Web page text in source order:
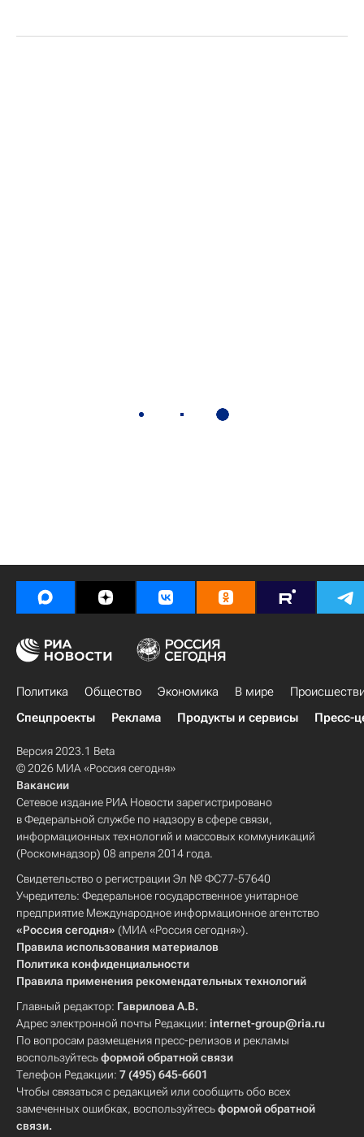
Политика Общество Экономика В мире
Спецпроекты
Реклама Продукты и сервисы Пресс-
Версия 2023.1 Beta
© 2026 МИА «Россия сегодня»
Вакансии
Сетевое издание РИА Новости зарегистрировано
в Федеральной службе по надзору в сфере связи,
информационных технологий и массовых коммуникаций
(Роскомнадзор) 08 апреля 2014 года.
Свидетельство о регистрации Эл № ФС77-57640
Учредитель: Федеральное государственное унитарное
предприятие Международное информационное агентство
«Россия сегодня» (МИА «Россия сегодня»).
Правила использования материалов
Политика конфиденциальности
Правила применения рекомендательных технологий
Главный редактор: Гаврилова А.В.
Адрес электронной почты Редакции: internet-group@ria.ru
По вопросам размещения пресс-релизов и рекламы
воспользуйтесьформой обратной связи
Телефон Редакции: 7 (495) 645-6601
Чтобы связаться с редакцией или сообщить обо всех
замеченных ошибках, воспользуйтесьформой обратной
связи.